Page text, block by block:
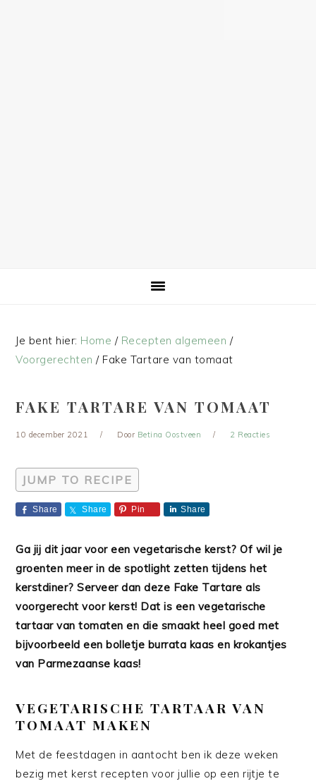
Je bent hier: Home / Recepten algemeen /
Voorgerechten /Fake Tartare van tomaat
FAKE TARTARE VAN TOMAAT
10 december 2021 Door Betina Oostveen 2 Reacties
JUMP TO RECIPE
Share Share Pin Share
Ga jij dit jaar voor een vegetarische kerst? Of wil je
groenten meer in de spotlight zetten tijdens het
kerstdiner? Serveer dan deze Fake Tartare als
voorgerecht voor kerst! Dat is een vegetarische
tartaar van tomaten en die smaakt heel goed met
bijvoorbeeld een bolletje burrata kaas en krokantjes
van Parmezaanse kaas!
VEGETARISCHE TARTAAR VAN
TOMAAT MAKEN
Met de feestdagen in aantocht ben ik deze weken
bezig met kerst recepten voor jullie op een rijtje te